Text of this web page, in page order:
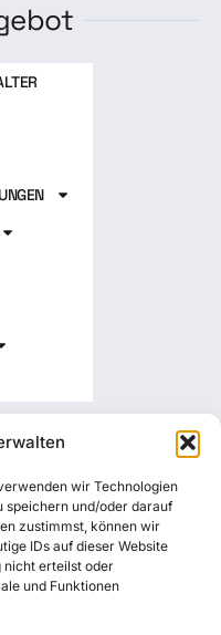
wir Technologien
speichern und/oder darauf
zustimmst, können wir
IDs auf dieser Website
nicht erteilst oder
und Funktionen
uns